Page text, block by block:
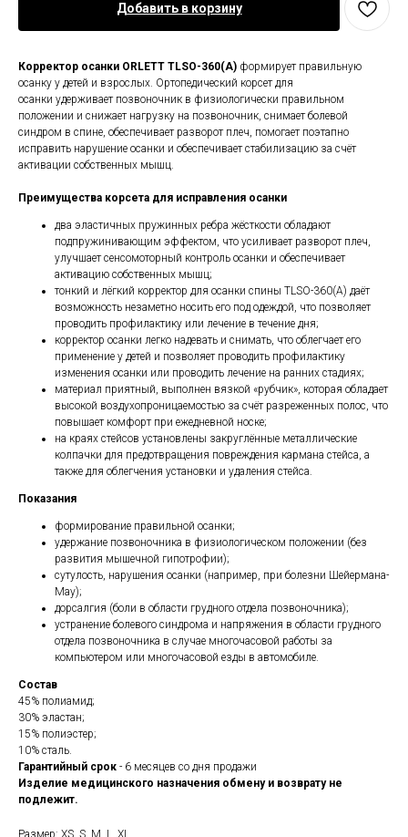
Добавить в корзину
Корректор осанки ORLETT TLSO-360(A) формирует правильную
осанку у детей и взрослых. Ортопедический корсет для
осанки удерживает позвоночник в физиологически правильном
положении и снижает нагрузку на позвоночник, снимает болевой
синдром в спине, обеспечивает разворот плеч, помогает поэтапно
исправить нарушение осанки и обеспечивает стабилизацию за счёт
активации собственных мышц.
Преимущества корсета для исправления осанки
два эластичных пружинных ребра жёсткости обладают
подпружинивающим эффектом, что усиливает разворот плеч,
улучшает сенсомоторный контроль осанки и обеспечивает
активацию собственных мышц;
тонкий и лёгкий корректор для осанки спины TLSO-360(A) даёт
возможность незаметно носить его под одеждой, что позволяет
проводить профилактику или лечение в течение дня;
корректор осанки легко надевать и снимать, что облегчает его
применение у детей и позволяет проводить профилактику
изменения осанки или проводить лечение на ранних стадиях;
материал приятный, выполнен вязкой «рубчик», которая обладает
высокой воздухопроницаемостью за счёт разреженных полос, что
повышает комфорт при ежедневной носке;
на краях стейсов установлены закруглённые металлические
колпачки для предотвращения повреждения кармана стейса, а
также для облегчения установки и удаления стейса.
Показания
формирование правильной осанки;
удержание позвоночника в физиологическом положении (без
развития мышечной гипотрофии);
сутулость, нарушения осанки (например, при болезни Шейермана-
Мау);
дорсалгия (боли в области грудного отдела позвоночника);
устранение болевого синдрома и напряжения в области грудного
отдела позвоночника в случае многочасовой работы за
компьютером или многочасовой езды в автомобиле.
Состав
45% полиамид;
30% эластан;
15% полиэстер;
10% сталь.
Гарантийный срок - 6 месяцев со дня продажи
Изделие медицинского назначения обмену и возврату не
подлежит.